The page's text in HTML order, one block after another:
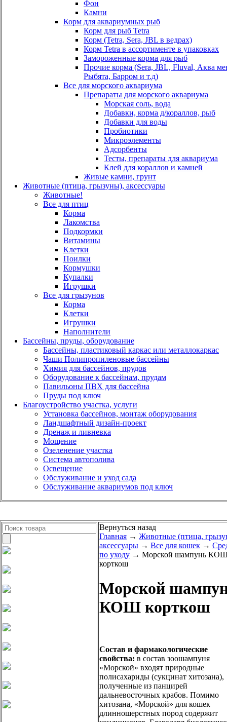
Фон
Камни
Корм для аквариумных рыб
Корм для рыб Tetra
Корм (Tetra, Sera, JBL в ведрах)
Корм Tetra в ассортименте в упаковках
Замороженные корма для рыб
Прочие корма (Sera, JBL, Fluval, Аква
Рыбята, Барром и т.д)
Все для морского аквариума
Препараты для морского аквариума
Морская соль, вода
Добавки, корма д/кораллов, рыб
Добавки для воды
Пробиотики
Микроэлементы
Адсорбенты
Тесты, препараты для аквариума
Клей для кораллов и камней
Живые камни, грунт
Животные (птица, грызуны), аксессуары
Животные!
Все для птиц
Корма
Лакомства
Подкормки
Витамины
Клетки
Поилки
Кормушки
Купалки
Игрушки
Все для грызунов
Корма
Клетки
Игрушки
Наполнители
Бассейны, пруды, оборудование
Бассейны, пластиковый каркас или металлокаркас
Чаши Полипропиленовые бассейны
Химия для бассейнов, прудов
Оборудование к бассейнам, прудам
Павильоны ПВХ для бассейна
Пруды под ключ
Благоустройство участка, услуги
Установка бассейнов, монтаж оборудования
Ландшафтный дизайн-проект
Дренаж и ливневка
Мощение
Озеленение участка
Система автополива
Освещение
Обслуживание и уход сада
Обслуживание аквариумов под ключ
Вернуться назад
Главная → Животные (птица,
аксессуары → Все для кошек →
по уходу → Морской шампунь
корткош
Морской
КОШ корткош
Состав и фармакологические
свойства: в состав зоошампуня
«Морской» входят природные
полисахариды (сукцинат хитозана),
полученные из панцирей
дальневосточных крабов. Помимо
хитозана, «Морской» для кошек
длинношерстных пород содержит